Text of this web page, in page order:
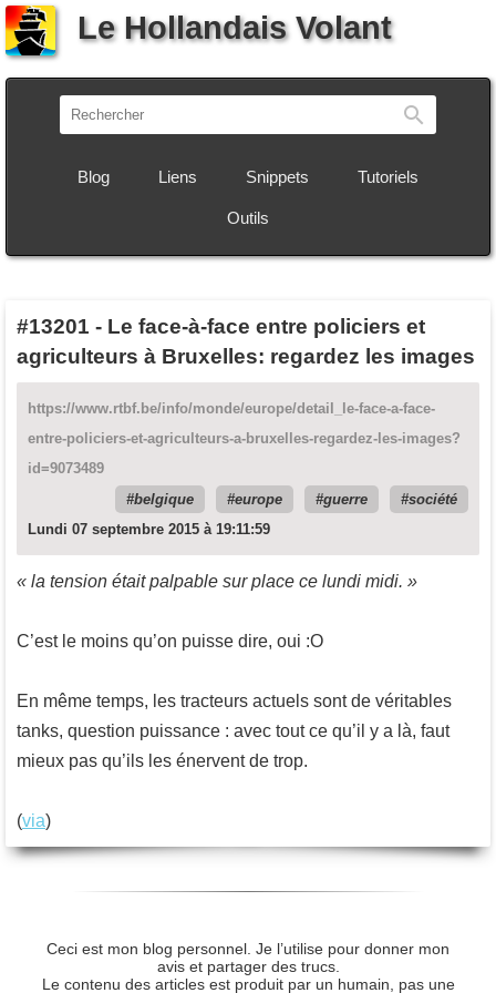
Le Hollandais Volant
Blog Liens Snippets Tutoriels
Outils
#13201 - Le face-à-face entre policiers et
agriculteurs à Bruxelles: regardez les images
https://www.rtbf.be/info/monde/europe/detail_le-face-a-face-
entre-policiers-et-agriculteurs-a-bruxelles-regardez-les-images?
id=9073489
belgique
europe guerre
société
Lundi 07 septembre 2015 à 19:11:59
« la tension était palpable sur place ce lundi midi. »
C’est le moins qu’on puisse dire, oui :O
En même temps, les tracteurs actuels sont de véritables
tanks, question puissance : avec tout ce qu’il y a là, faut
mieux pas qu’ils les énervent de trop.
(via)
Ceci est mon blog personnel. Je l’utilise pour donner mon
avis et partager des trucs.
Le contenu des articles est produit par un humain, pas une